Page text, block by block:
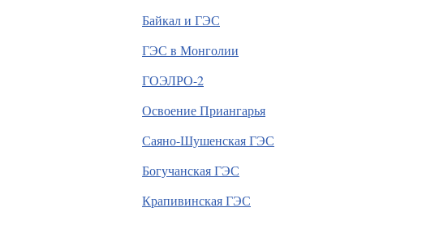
Байкал и ГЭС
ГЭС в Монголии
ГОЭЛРО-2
Освоение Приангарья
Саяно-Шушенская ГЭС
Богучанская ГЭС
Крапивинская ГЭС